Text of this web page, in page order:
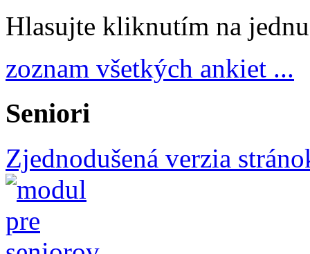
Hlasujte kliknutím na
zoznam všetkých ankiet ...
Seniori
Zjednodušená verzia